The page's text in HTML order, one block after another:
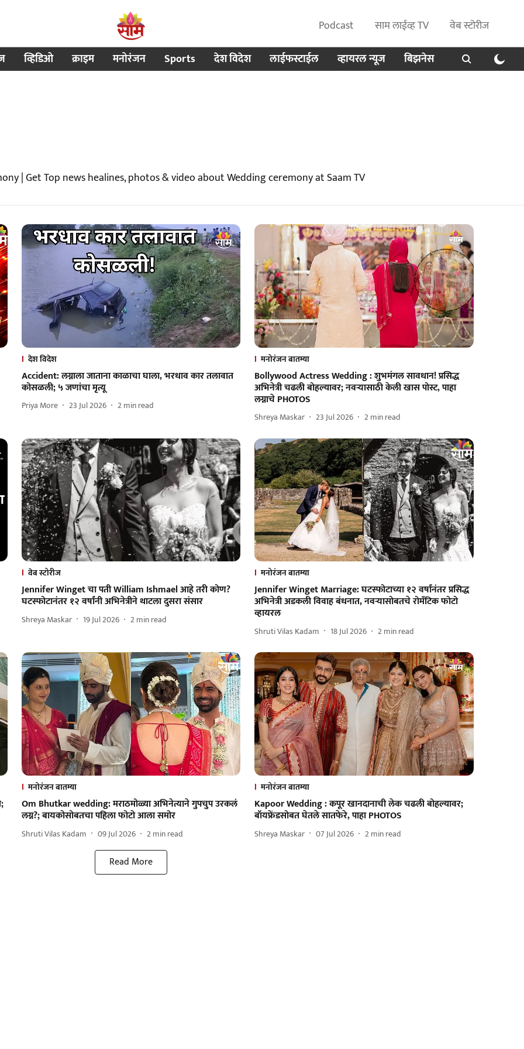
Podcast साम लाईव्ह TV
वेब स्टोरीज
व्हिडिओ क्राइम मनोरंजन Sports देश विदेश लाईफस्टाईल व्हायरल न्यूज बिझनेस
| Get Top news healines, photos & video about Wedding ceremony at Saam TV
देश विदेश
Accident: लग्नाला जाताना काळाचा घाला, भरधाव कार तलावात
कोसळली; ५ जणांचा मृत्यू
Priya More 23 Jul 2026 2min read
मनोरंजन बातम्या
Bollywood Actress Wedding : शुभमंगल सावधान! प्रसिद्ध
अभिनेत्री चढली बोहल्यावर; नवऱ्यासाठी केली खास पोस्ट, पाहा
लग्नाचे PHOTOS
Shreya Maskar 23 Jul 2026 2min read
वेब स्टोरीज
Jennifer Winget चा पती William Ishmael आहे तरी कोण?
घटस्फोटानंतर १२ वर्षांनी अभिनेत्रीने थाटला दुसरा संसार
Shreya Maskar 19 Jul 2026 2min read
मनोरंजन बातम्या
Jennifer Winget Marriage: घटस्फोटाच्या १२ वर्षांनंतर प्रसिद्ध
अभिनेत्री अडकली विवाह बंधनात, नवऱ्यासोबतचे रोमँटिक फोटो
व्हायरल
Shruti Vilas Kadam 18 Jul 2026 2min read
मनोरंजन बातम्या
Om Bhutkar wedding: मराठमोळ्या अभिनेत्याने गुपचुप उरकलं
लग्न?; बायकोसोबतचा पहिला फोटो आला समोर
Shruti Vilas Kadam 09 Jul 2026 2min read
मनोरंजन बातम्या
Kapoor Wedding : कपूर खानदानाची लेक चढली बोहल्यावर;
बॉयफ्रेंडसोबत घेतले सातफेरे, पाहा PHOTOS
Shreya Maskar 07 Jul 2026 2min read
Read More